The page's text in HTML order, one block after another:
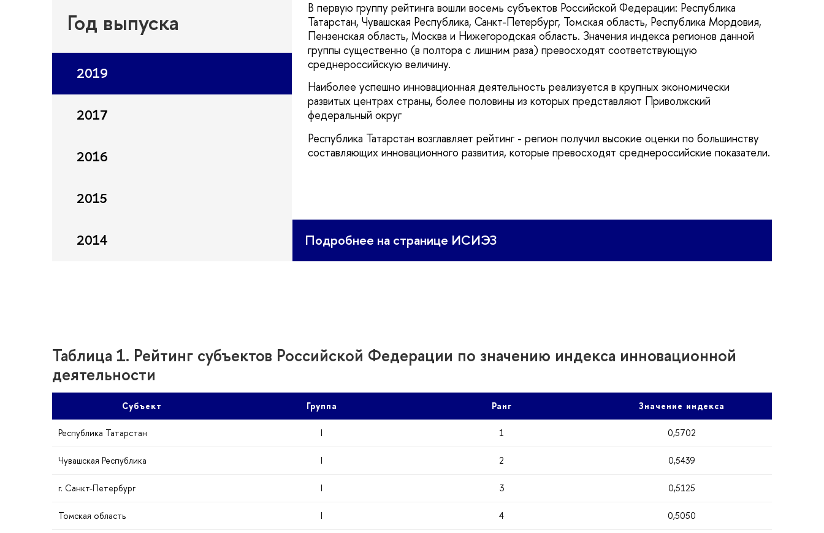
первую группу рейтинга вошли восемь субъектов Российской Федерации: Республика
Татарстан, Чувашская Республика, Санкт-Петербург, Томская область, Республика Мордовия,
Пензенская область, Москва и Нижегородская область. Значения индекса регионов данной
руппы существенно (в полтора с лишним раза) превосходят соответствующую
среднероссийскую величину.
Наиболее успешно инновационная деятельность реализуется в крупных экономически
развитых центрах страны, более половины из которых представляют Приволжский
федеральный окру
Республика Татарстан возглавляет рейтинг - регион получил высокие оценки по большинству
составляющих инновационного развития, которые превосходят среднероссийские показатели.
Подробнее на странице ИСИЭЗ
Год выпуска
2019
2017
2016
2015
2014
Таблица 1. Рейтинг субъектов Российской Федерации по значению индекса инновационной
деятельности
Субъект Группа Ран Значение индекса
Республика Татарстан I 1 0,5702
Чувашская Республика I 2 0,5439
. Санкт-Петербур I 3 0,5125
Томская область I 4 0,5050